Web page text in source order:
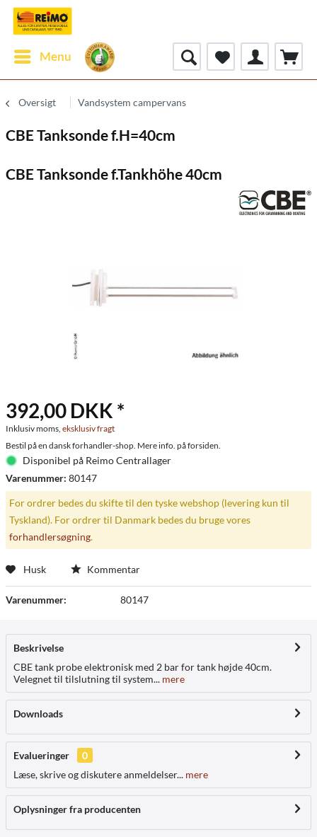
Menu
Oversigt Vandsystem campervans
CBE Tanksonde f.H=40cm
CBE Tanksonde f.Tankhöhe 40cm
392,00 DKK *
Inklusiv moms, eksklusiv fragt
Bestil på en dansk forhandler-shop. Mere info. på forsiden.
Disponibel på Reimo Centrallager
Varenummer: 80147
For ordrer bedes du skifte til den tyske webshop (levering kun til
Tyskland). For ordrer til Danmark bedes du bruge vores
forhandlersøgning.
Husk Kommentar
Varenummer: 80147
Beskrivelse
CBE tank probe elektronisk med 2 bar for tank højde 40cm.
Velegnet til tilslutning til system... mere
Downloads
Evalueringer
0
Læse, skrive og diskutere anmeldelser... mere
Oplysninger fra producenten